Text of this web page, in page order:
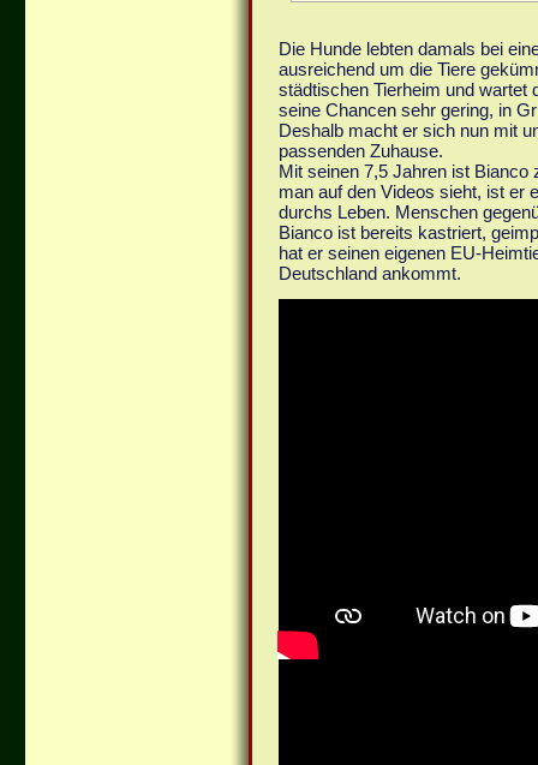
Die Hunde lebten damals bei
ausreichend um die Tiere
städtischen Tierheim und wartet
seine Chancen sehr gering, in
Deshalb macht er sich nun mit
passenden Zuhause.
Mit seinen 7,5 Jahren ist
man auf den Videos sieht, ist er
durchs Leben. Menschen
Bianco ist bereits kastriert,
hat er seinen eigenen EU-
Deutschland ankommt.